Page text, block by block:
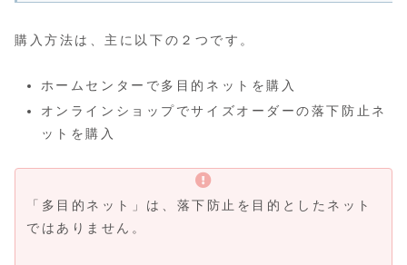
購入方法は、主に以下の２つです。
ホームセンターで多目的ネットを購入
オンラインショップでサイズオーダーの落下防止ネ
ットを購入
「多目的ネット」は、落下防止を目的としたネット
ではありません。